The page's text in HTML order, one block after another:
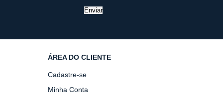
Enviar
ÁREA DO CLIENTE
Cadastre-se
Minha Conta